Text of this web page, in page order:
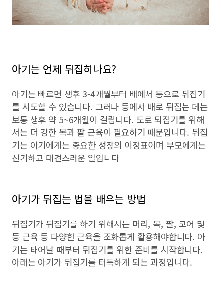
아기는 언제 뒤집히나요?
아기는 빠르면 생후 3-4개월부터 배에서 등으로 뒤집기
를 시도할 수 있습니다. 그러나 등에서 배로 뒤집는 데는
보통 생후 약 5~6개월이 걸립니다. 도로 되집기를 위해
서는 더 강한 목과 팔 근육이 필요하기 때문입니다. 뒤집
기는 아기에게는 중요한 성장의 이정표이며 부모에게는
신기하고 대견스러운 일입니다
아기가 뒤집는 법을 배우는 방법
뒤집기가 뒤집기를 하기 위해서는 머리, 목, 팔, 코어 및
등 근육 등 다양한 근육을 조화롭게 활용해야합니다. 아
기는 태어날 때부터 뒤집기를 위한 준비를 시작합니다.
아래는 아기가 뒤집기를 터득하게 되는 과정입니다.